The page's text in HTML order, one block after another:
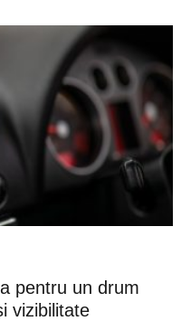
pentru un drum
vizibilitate